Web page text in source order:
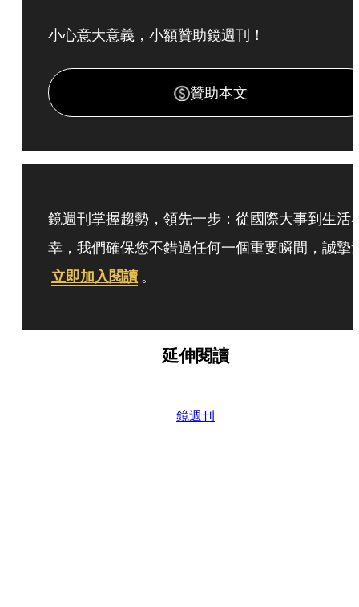
小心意大意義，小額贊助鏡週刊！
贊助本文
鏡週刊掌握趨勢，領先一步：從國際大事到生活
幸，我們確保您不錯過任何一個重要瞬間，誠摯
立即加入閱讀 。
延伸閱讀
鏡週刊